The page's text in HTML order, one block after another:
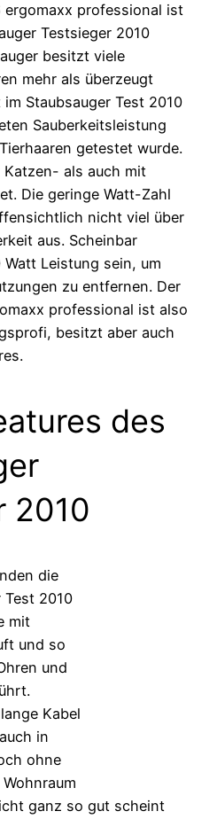
ergomaxx professional ist
Testsieger 2010
besitzt viele
mehr als überzeugt
Staubsauger Test 2010
Sauberkeitsleistung
getestet wurde.
als auch mit
Die geringe Watt-Zahl
nicht viel über
aus. Scheinbar
Leistung sein, um
zu entfernen. Der
professional ist also
besitzt aber auch
des
2010
die
Test 2010
mit
und so
und
Kabel
in
ohne
ganz so gut scheint